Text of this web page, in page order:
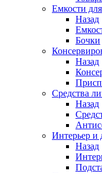
Емкости
Назад
Бочки
Назад
Средства
Назад
Интерьер и
Назад